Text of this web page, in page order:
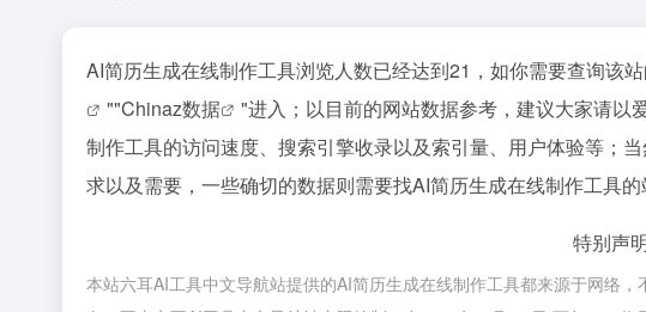
AI简历生成在线制作工具浏览人数已经达到21，如你需要查询该
""Chinaz数据
"进入；以目前的网站数据参考，建议大家请以
制作工具的访问速度、搜索引擎收录以及索引量、用户体验等；
求以及需要，一些确切的数据则需要找AI简历生成在线制作工具
特别声
本站六耳AI工具中文导航站提供的AI简历生成在线制作工具都来源于网络